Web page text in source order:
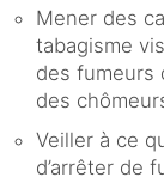
Mener des
tabagisme
des fumeurs
des
Veiller à ce
d’arrêter de